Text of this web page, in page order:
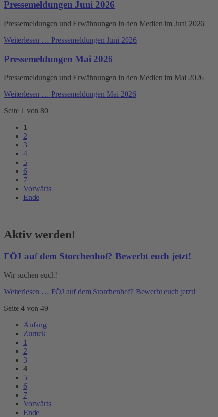
Pressemeldungen Juni 2026
Pressemeldungen und Erwähnungen in den Medien im Juni 2026
Weiterlesen … Pressemeldungen Juni 2026
Pressemeldungen Mai 2026
Pressemeldungen und Erwähnungen in den Medien im Mai 2026
Weiterlesen … Pressemeldungen Mai 2026
Seite 1 von 80
1
2
3
4
5
6
7
Vorwärts
Ende
Aktiv werden!
FÖJ auf dem Storchenhof? Bewerbt euch jetzt!
Wir suchen euch!
Weiterlesen … FÖJ auf dem Storchenhof? Bewerbt euch jetzt!
Seite 4 von 49
Anfang
Zurück
1
2
3
4
5
6
7
Vorwärts
Ende